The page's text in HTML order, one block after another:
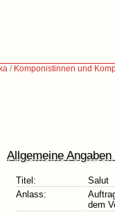
/ Komponistinnen und
Allgemeine
Titel:
Salut
Anlass:
dem